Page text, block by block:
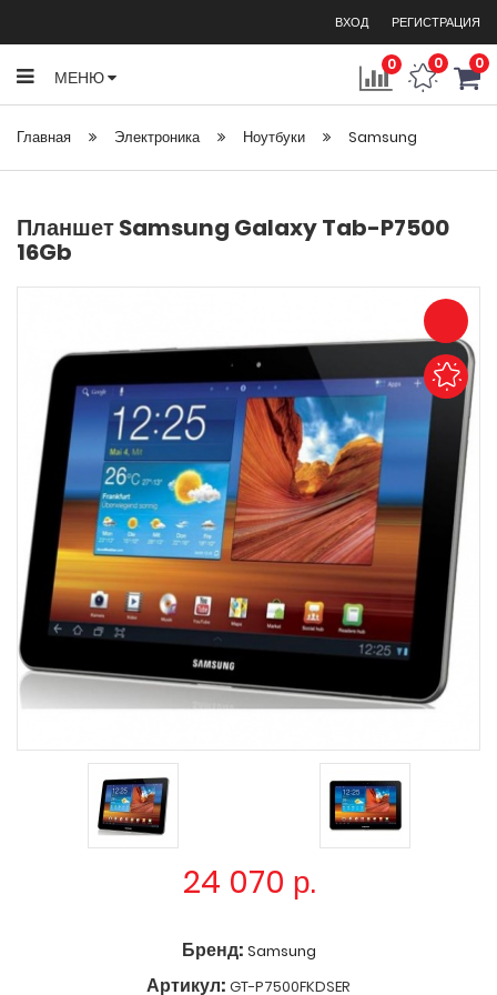
ВХОД РЕГИСТРАЦИЯ
0 0 0
МЕНЮ
Главная Электроника Ноутбуки Samsung
Планшет Samsung Galaxy Tab-P7500
16Gb
24 070 р.
Бренд: Samsung
Артикул: GT-P7500FKDSER